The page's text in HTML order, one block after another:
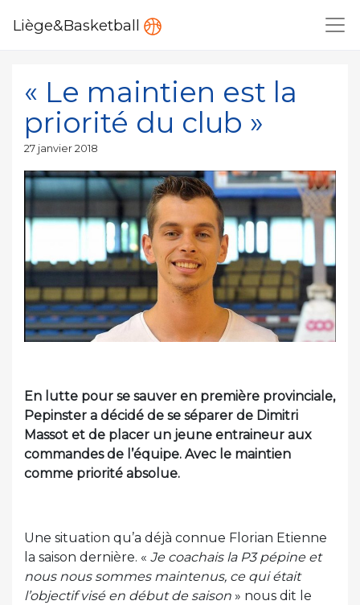
Liège&Basketball
« Le maintien est la
priorité du club »
Publié
27 janvier 2018
En lutte pour se sauver en première provinciale,
Pepinster a décidé de se séparer de Dimitri
Massot et de placer un jeune entraineur aux
commandes de l’équipe. Avec le maintien
comme priorité absolue.
Une situation qu’a déjà connue Florian Etienne
la saison dernière. « Je coachais la P3 pépine et
nous nous sommes maintenus, ce qui était
l’objectif visé en début de saison » nous dit le